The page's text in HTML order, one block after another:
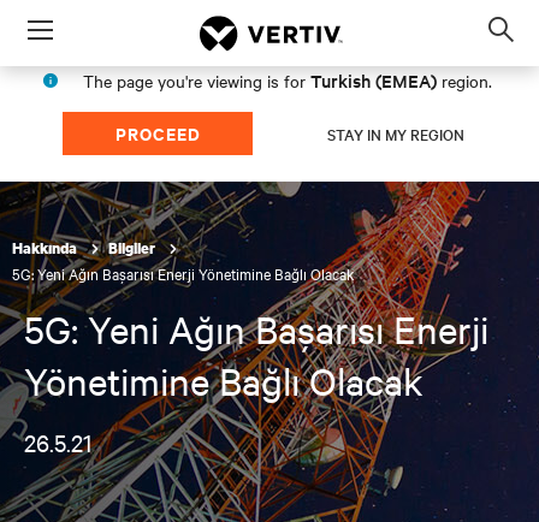
Menu
The page you're viewing is for Turkish (EMEA) region.
PROCEED STAY IN MY REGION
Hakkında Bilgiler
5G: Yeni Ağın Başarısı Enerji Yönetimine Bağlı Olacak
5G: Yeni Ağın Başarısı Enerji
Yönetimine Bağlı Olacak
26.5.21